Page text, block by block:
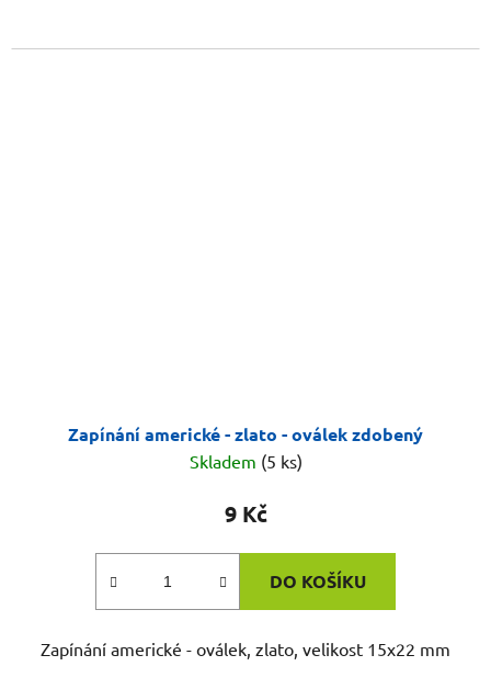
Zapínání americké - zlato - oválek zdobený
Skladem (5 ks)
9 Kč
DO KOŠÍKU
Zapínání americké - oválek, zlato, velikost 15x22 mm